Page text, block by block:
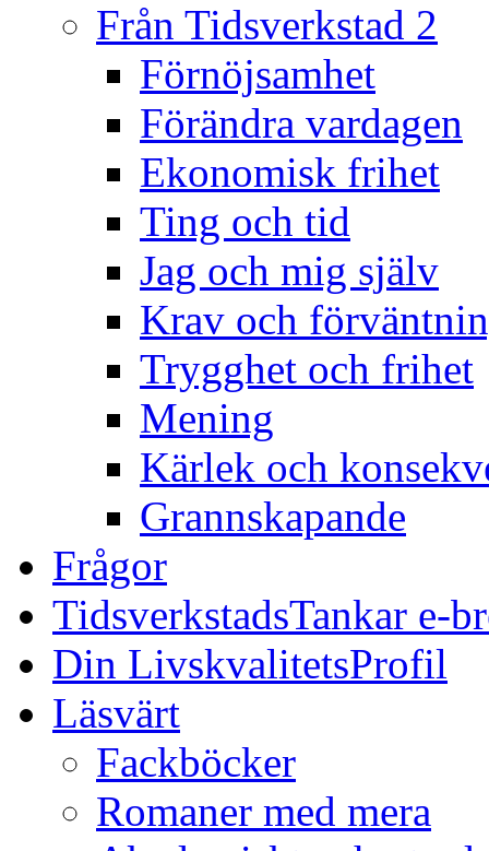
Från Tidsverkstad 2
Förnöjsamhet
Förändra vardagen
Ekonomisk frihet
Ting och tid
Jag och mig själv
Krav och
Trygghet och frihet
Mening
Kärlek och
Grannskapande
Frågor
TidsverkstadsTankar e-
Din LivskvalitetsProfil
Läsvärt
Fackböcker
Romaner med mera